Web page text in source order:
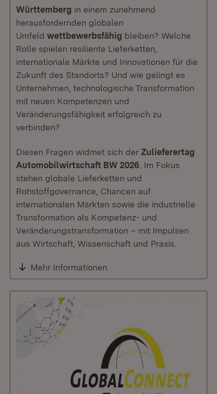
Württemberg in einem zunehmend
herausfordernden globalen
Umfeld wettbewerbsfähig bleiben? Welche
Rolle spielen resiliente Lieferketten,
internationale Märkte und Innovationen für die
Zukunft des Standorts? Und wie gelingt es
Unternehmen, technologische Transformation
mit neuen Kompetenzen und
Veränderungsfähigkeit erfolgreich zu
verbinden?
Diesen Fragen widmet sich der Zulieferertag
Automobilwirtschaft BW 2026 . Im Fokus
stehen globale Lieferketten und
Rohstoffgovernance, Chancen auf
internationalen Märkten sowie die industrielle
Transformation als Kompetenz- und
Veränderungstransformation – mit Impulsen
aus Wirtschaft, Wissenschaft und Praxis.
Mehr Informationen